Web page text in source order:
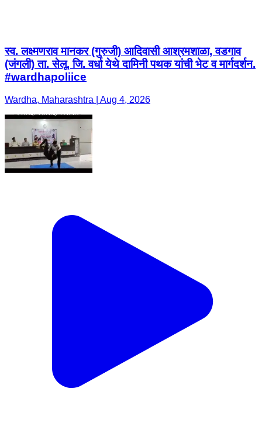
स्व. लक्ष्मणराव मानकर (गुरुजी) आदिवासी आश्रमशाळा, वडगाव
(जंगली) ता. सेलू, जि. वर्धा येथे दामिनी पथक यांची भेट व मार्गदर्शन.
#wardhapoliice
Wardha, Maharashtra | Aug 4, 2026